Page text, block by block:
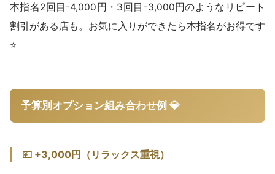
本指名2回目-4,000円・3回目-3,000円のようなリピート
割引がある店も。お気に入りができたら本指名がお得です
⭐
予算別オプション組み合わせ例 💎
💴 +3,000円（リラックス重視）